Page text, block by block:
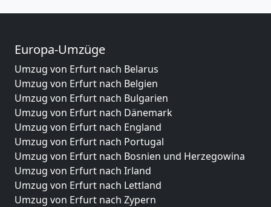
Europa-Umzüge
Umzug von Erfurt nach Belarus
Umzug von Erfurt nach Belgien
Umzug von Erfurt nach Bulgarien
Umzug von Erfurt nach Dänemark
Umzug von Erfurt nach England
Umzug von Erfurt nach Portugal
Umzug von Erfurt nach Bosnien und Herzegowina
Umzug von Erfurt nach Irland
Umzug von Erfurt nach Lettland
Umzug von Erfurt nach Zypern